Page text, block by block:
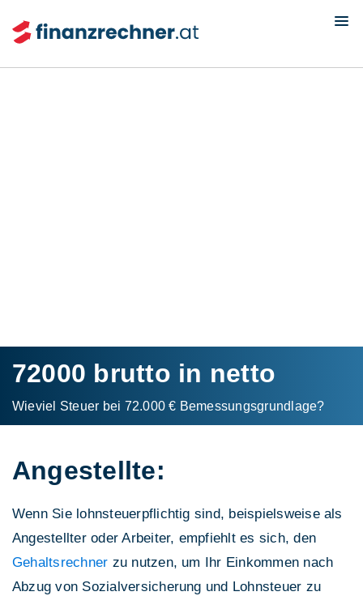
72000 brutto in netto
Wieviel Steuer bei 72.000 € Bemessungs­grundlage?
Angestellte:
Wenn Sie lohnsteuerpflichtig sind, beispielsweise als
Angestellter oder Arbeiter, empfiehlt es sich, den
Gehaltsrechner zu nutzen, um Ihr Einkommen nach
Abzug von Sozialversicherung und Lohnsteuer zu